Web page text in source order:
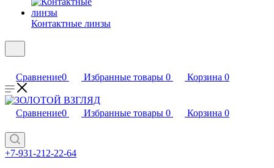
Контактные линзы
Сравнение0 Избранные товары 0 Корзина 0
Сравнение0 Избранные товары 0 Корзина 0
+7-931-212-22-64